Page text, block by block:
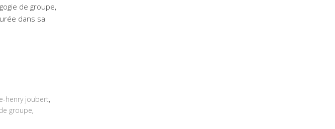
de groupe,
dans sa
henry joubert,
groupe,